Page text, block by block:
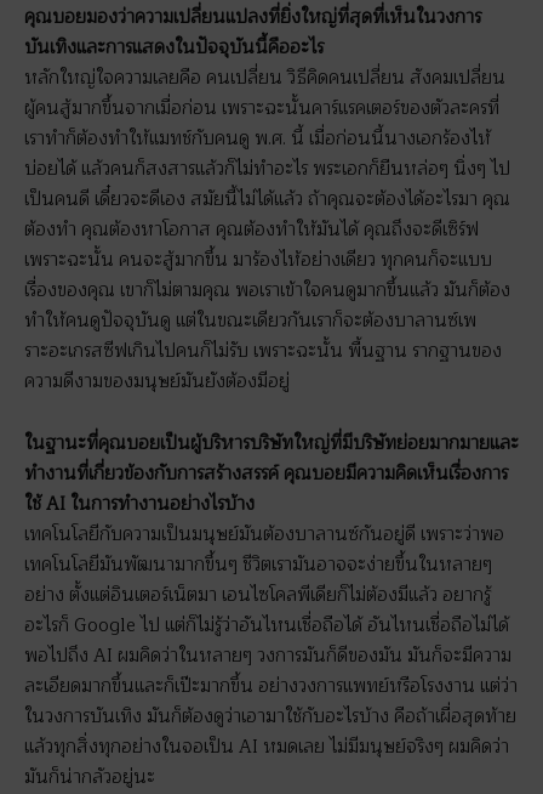
คุณบอยมองว่าความเปลี่ยนแปลงที่ยิ่งใหญ่ที่สุดที่เห็นในวงการ
บันเทิงและการแสดงในปัจจุบันนี้คืออะไร
หลักใหญ่ใจความเลยคือ คนเปลี่ยน วิธีคิดคนเปลี่ยน สังคมเปลี่ยน
ผู้คนสู้มากขึ้นจากเมื่อก่อน เพราะฉะนั้นคาร์แรคเตอร์ของตัวละครที่
เราทำก็ต้องทำให้แมทช์กับคนดู พ.ศ. นี้ เมื่อก่อนนี้นางเอกร้องไห้
บ่อยได้ แล้วคนก็สงสารแล้วก็ไม่ทำอะไร พระเอกก็ยืนหล่อๆ นิ่งๆ ไป
เป็นคนดี เดี๋ยวจะดีเอง สมัยนี้ไม่ได้แล้ว ถ้าคุณจะต้องได้อะไรมา คุณ
ต้องทำ คุณต้องหาโอกาส คุณต้องทำให้มันได้ คุณถึงจะดีเซิร์ฟ
เพราะฉะนั้น คนจะสู้มากขึ้น มาร้องไห้อย่างเดียว ทุกคนก็จะแบบ
เรื่องของคุณ เขาก็ไม่ตามคุณ พอเราเข้าใจคนดูมากขึ้นแล้ว มันก็ต้อง
ทำให้คนดูปัจจุบันดู แต่ในขณะเดียวกันเราก็จะต้องบาลานซ์เพ
ราะอะเกรสซีฟเกินไปคนก็ไม่รับ เพราะฉะนั้น พื้นฐาน รากฐานของ
ความดีงามของมนุษย์มันยังต้องมีอยู่
ในฐานะที่คุณบอยเป็นผู้บริหารบริษัทใหญ่ที่มีบริษัทย่อยมากมายและ
ทำงานที่เกี่ยวข้องกับการสร้างสรรค์ คุณบอยมีความคิดเห็นเรื่องการ
ใช้ AI ในการทำงานอย่างไรบ้าง
เทคโนโลยีกับความเป็นมนุษย์มันต้องบาลานซ์กันอยู่ดี เพราะว่าพอ
เทคโนโลยีมันพัฒนามากขึ้นๆ ชีวิตเรามันอาจจะง่ายขึ้นในหลายๆ
อย่าง ตั้งแต่อินเตอร์เน็ตมา เอนไซโคลพีเดียก็ไม่ต้องมีแล้ว อยากรู้
อะไรก็ Google ไป แต่ก็ไม่รู้ว่าอันไหนเชื่อถือได้ อันไหนเชื่อถือไม่ได้
พอไปถึง AI ผมคิดว่าในหลายๆ วงการมันก็ดีของมัน มันก็จะมีความ
ละเอียดมากขึ้นและก็เป๊ะมากขึ้น อย่างวงการแพทย์หรือโรงงาน แต่ว่า
ในวงการบันเทิง มันก็ต้องดูว่าเอามาใช้กับอะไรบ้าง คือถ้าเผื่อสุดท้าย
แล้วทุกสิ่งทุกอย่างในจอเป็น AI หมดเลย ไม่มีมนุษย์จริงๆ ผมคิดว่า
มันก็น่ากลัวอยู่นะ